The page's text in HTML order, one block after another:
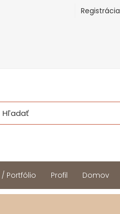
Registrácia
/ Portfólio Profil Domov